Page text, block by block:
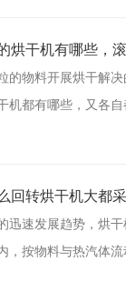
烘干机有哪些，
的物料开展烘干解
机都有哪些，又各
回转烘干机大都
迅速发展趋势，烘
，按物料与热汽体